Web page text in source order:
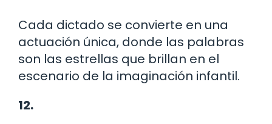
Cada dictado se convierte en una
actuación única, donde las palabras
son las estrellas que brillan en el
escenario de la imaginación infantil.
12.